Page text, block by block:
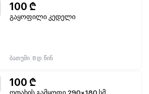
100 ₾
გაყოფილი კედელი
ბათუმი 8 დ. წინ
100 ₾